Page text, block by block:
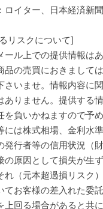
ロイター、日本経済新
リスクについて]
ール上での提供情報は
品の売買におきまして
さいませ。情報内容に
ありません。提供する
負いかねますので予め
には株式相場、金利水
発行者等の信用状況（
の原因として損失が生
れ（元本超過損リスク
てお客様の差入れた委
上回る場合があると共